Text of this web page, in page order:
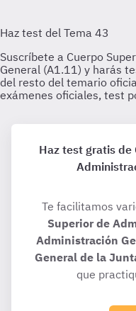
Haz test gratis de
Te facilitamos
Superior de
Administración
General de la
que